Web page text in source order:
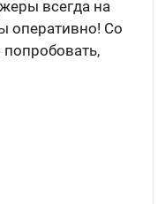
всегда на
оперативно! Со